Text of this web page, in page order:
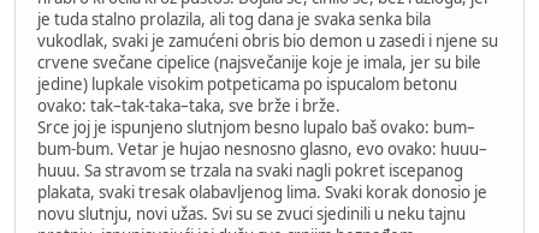
je tuda stalno prolazila, ali tog dana je svaka senka bila
vukodlak, svaki je zamućeni obris bio demon u zasedi i njene su
crvene svečane cipelice (najsvečanije koje je imala, jer su bile
jedine) lupkale visokim potpeticama po ispucalom betonu
ovako: tak–tak-taka–taka, sve brže i brže.
Srce joj je ispunjeno slutnjom besno lupalo baš ovako: bum–
bum-bum. Vetar je hujao nesnosno glasno, evo ovako: huuu–
huuu. Sa stravom se trzala na svaki nagli pokret iscepanog
plakata, svaki tresak olabavljenog lima. Svaki korak donosio je
novu slutnju, novi užas. Svi su se zvuci sjedinili u neku tajnu